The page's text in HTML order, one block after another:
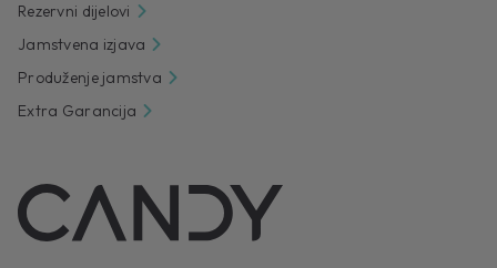
Rezervni dijelovi
Jamstvena izjava
Produženje jamstva
Extra Garancija